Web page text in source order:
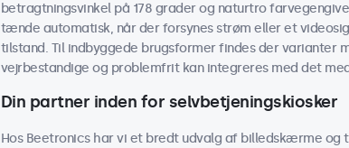
betragtningsvinkel på 178 grader og naturtro
tænde automatisk, når der forsynes strøm eller et
tilstand. Til indbyggede brugsformer findes der varianter
vejrbestandige og problemfrit kan integreres med det
Din partner inden for selvbetjeningskiosker
Hos Beetronics har vi et bredt udvalg af billedskærme